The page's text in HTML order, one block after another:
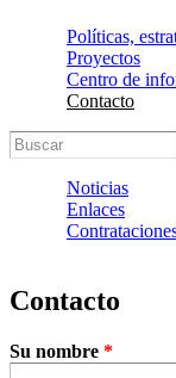
Políticas,
Proyectos
Centro de
Contacto
Buscar
Noticias
Enlaces
Contacto
Su nombre *